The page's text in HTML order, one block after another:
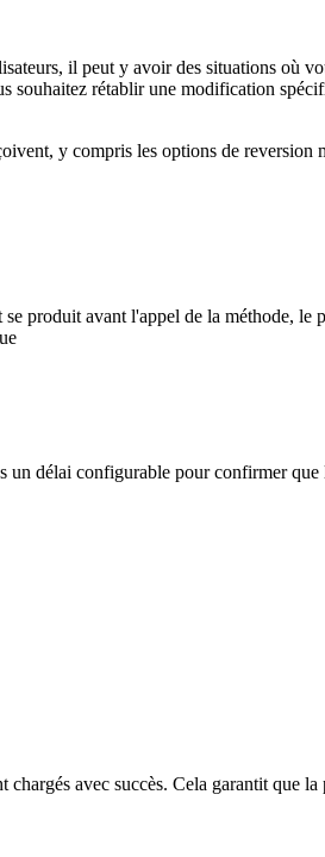
il peut y avoir des situations où
souhaitez rétablir une modification
y compris les options de reversion
produit avant l'appel de la méthode, le
un délai configurable pour confirmer que
avec succès. Cela garantit que